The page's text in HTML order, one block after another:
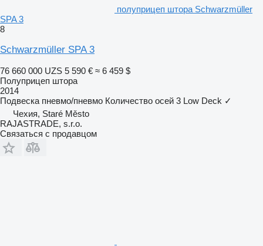
полуприцеп штора Schwarzmüller
SPA 3
8
Schwarzmüller SPA 3
76 660 000 UZS 5 590 € ≈ 6 459 $
Полуприцеп штора
2014
Подвеска пневмо/пневмо Количество осей 3 Low Deck ✓
Чехия, Staré Město
RAJASTRADE, s.r.o.
Связаться с продавцом